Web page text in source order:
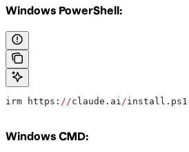
Windows PowerShell:
irm https: //claude.ai/install.ps1
Windows CMD: